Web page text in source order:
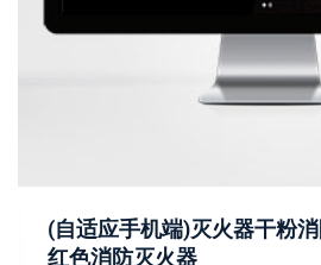
(自适应手机端)灭火器干粉
红色消防灭火器